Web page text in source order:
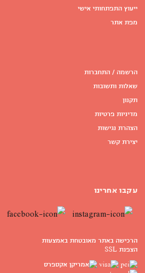
ייעוץ התפתחותי אישי
מפת אתר
הרשמה / התחברות
שאלות ותשובות
תקנון
מדיניות פרטיות
הצהרת נגישות
יצירת קשר
עקבו אחרינו
הרכישה באתר מאובטחת באמצעות
הצפנת SSL